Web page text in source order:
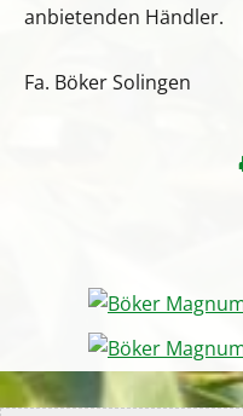
anbietenden Händler.
Fa. Böker Solingen